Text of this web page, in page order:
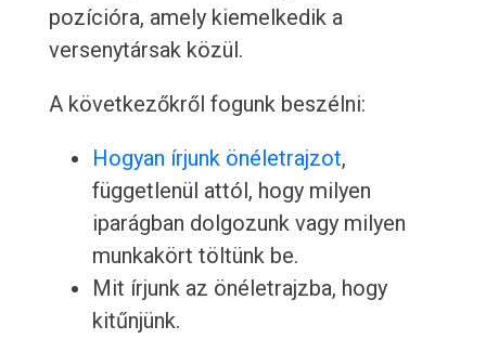
pozícióra, amely kiemelkedik a
versenytársak közül.
A következőkről fogunk beszélni:
Hogyan írjunk önéletrajzot,
függetlenül attól, hogy milyen
iparágban dolgozunk vagy milyen
munkakört töltünk be.
Mit írjunk az önéletrajzba, hogy
kitűnjünk.